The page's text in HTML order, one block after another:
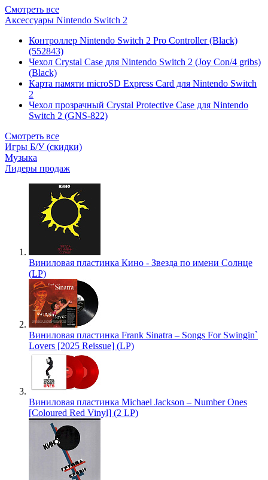
Смотреть все
Аксессуары Nintendo Switch 2
Контроллер Nintendo Switch 2 Pro Controller (Black)
(552843)
Чехол Сrystal Сase для Nintendo Switch 2 (Joy Con/4 gribs)
(Black)
Карта памяти microSD Express Card для Nintendo Switch
2
Чехол прозрачный Crystal Protective Case для Nintendo
Switch 2 (GNS-822)
Смотреть все
Игры Б/У (скидки)
Музыка
Лидеры продаж
Виниловая пластинка Кино - Звезда по имени Солнце
(LP)
Виниловая пластинка Frank Sinatra – Songs For Swingin`
Lovers [2025 Reissue] (LP)
Виниловая пластинка Michael Jackson – Number Ones
[Coloured Red Vinyl] (2 LP)